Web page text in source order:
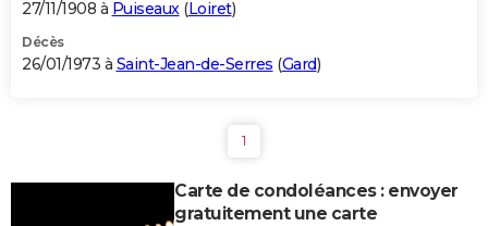
27/11/1908 à Puiseaux(Loiret)
Décès
26/01/1973 à Saint-Jean-de-Serres (Gard)
1
Carte de condoléances : envoyer
gratuitement une carte